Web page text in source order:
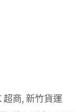
超商, 新竹貨運